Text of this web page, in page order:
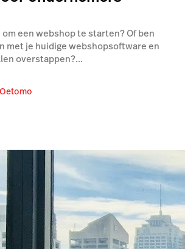
een webshop te starten? Of ben
met je huidige webshopsoftware en
overstappen?...